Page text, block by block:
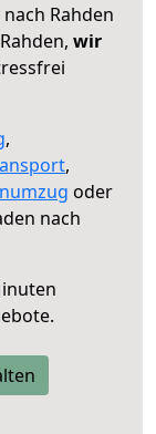
Rahden
wir
,
,
oder
nach